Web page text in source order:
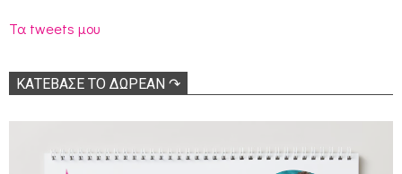
Τα tweets μου
ΚΑΤΕΒΑΣΕ ΤΟ ΔΩΡΕΑΝ ↷